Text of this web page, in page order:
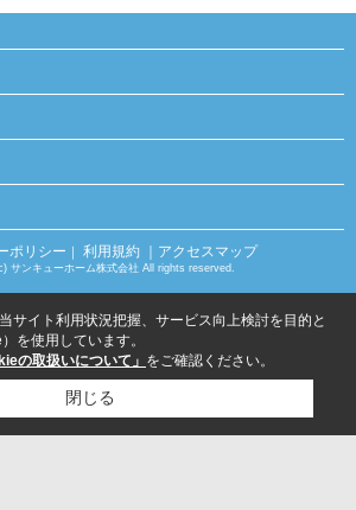
ポリシー ｜ 利用規約 ｜アクセスマップ
サンキューホーム株式会社 All rights reserved.
サイト利用状況把握、サービス向上検討を目的と
を使用しています。
の取扱いについて」 をご確認ください。
閉じる